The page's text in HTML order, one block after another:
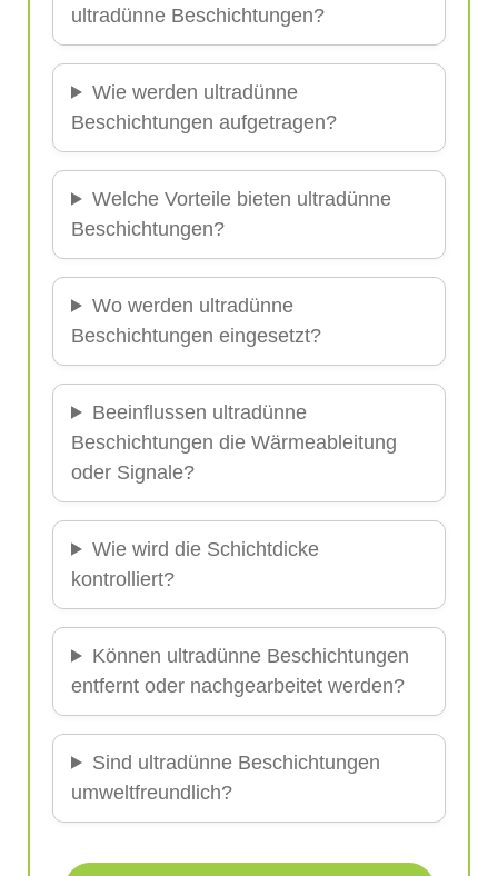
ultradünne Beschichtungen?
Wie werden ultradünne
Beschichtungen aufgetragen?
Welche Vorteile bieten ultradünne
Beschichtungen?
Wo werden ultradünne
Beschichtungen eingesetzt?
Beeinflussen ultradünne
Beschichtungen die Wärmeableitung
oder Signale?
Wie wird die Schichtdicke
kontrolliert?
Können ultradünne Beschichtungen
entfernt oder nachgearbeitet werden?
Sind ultradünne Beschichtungen
umweltfreundlich?